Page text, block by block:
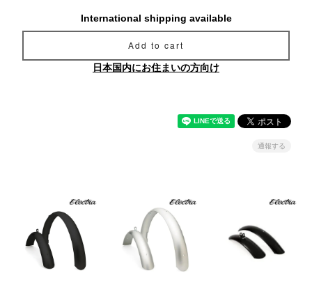
International shipping available
Add to cart
日本国内にお住まいの方向け
通報する